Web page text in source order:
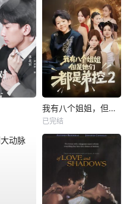
我有八个姐姐，但是他们都是弟控2
已完结